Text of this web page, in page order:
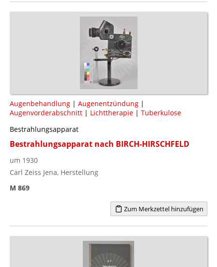
Augenbehandlung | Augenentzündung |
Augenvorderabschnitt | Lichttherapie | Tuberkulose
Bestrahlungsapparat
Bestrahlungsapparat nach BIRCH-HIRSCHFELD
um 1930
Carl Zeiss Jena, Herstellung
M 869
Zum Merkzettel hinzufügen